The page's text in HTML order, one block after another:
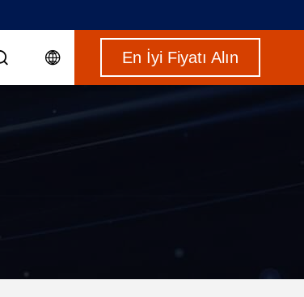
En İyi Fiyatı Alın